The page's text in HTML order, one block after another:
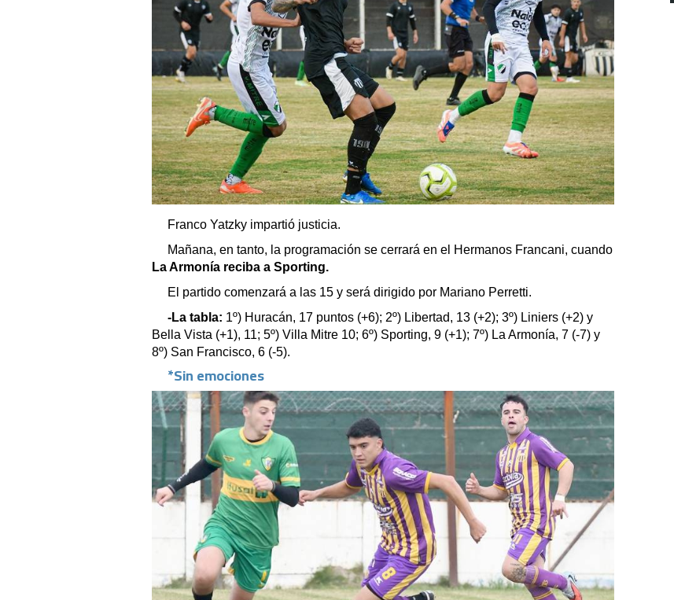
Franco Yatzky impartió justicia.
Mañana, en tanto, la programación se cerrará en el Hermanos Francani, cuando
La Armonía reciba a Sporting.
El partido comenzará a las 15 y será dirigido por Mariano Perretti.
-La tabla: 1º) Huracán, 17 puntos (+6); 2º) Libertad, 13 (+2); 3º) Liniers (+2) y
Bella Vista (+1), 11; 5º) Villa Mitre 10; 6º) Sporting, 9 (+1); 7º) La Armonía, 7 (-7) y
8º) San Francisco, 6 (-5).
*Sin emociones